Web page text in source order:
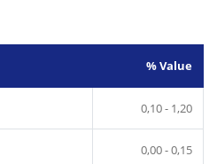
% Value
0,10 - 1,20
0,00 - 0,15